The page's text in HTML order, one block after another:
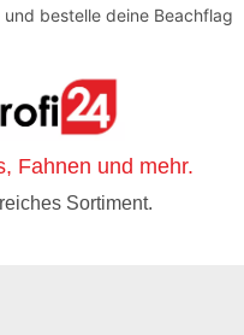
bestelle deine Beachflag
Fahnen und mehr.
Sortiment.